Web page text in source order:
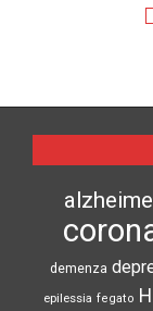
demenza
epilessia fegato